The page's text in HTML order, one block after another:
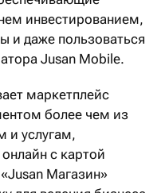
инвестированием,
и даже пользоваться
Jusan Mobile.
маркетплейс
более чем из
и услугам,
с картой
Магазин»